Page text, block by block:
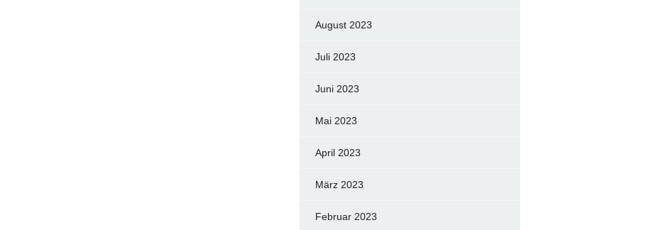
August 2023
Juli 2023
Juni 2023
Mai 2023
April 2023
März 2023
Februar 2023